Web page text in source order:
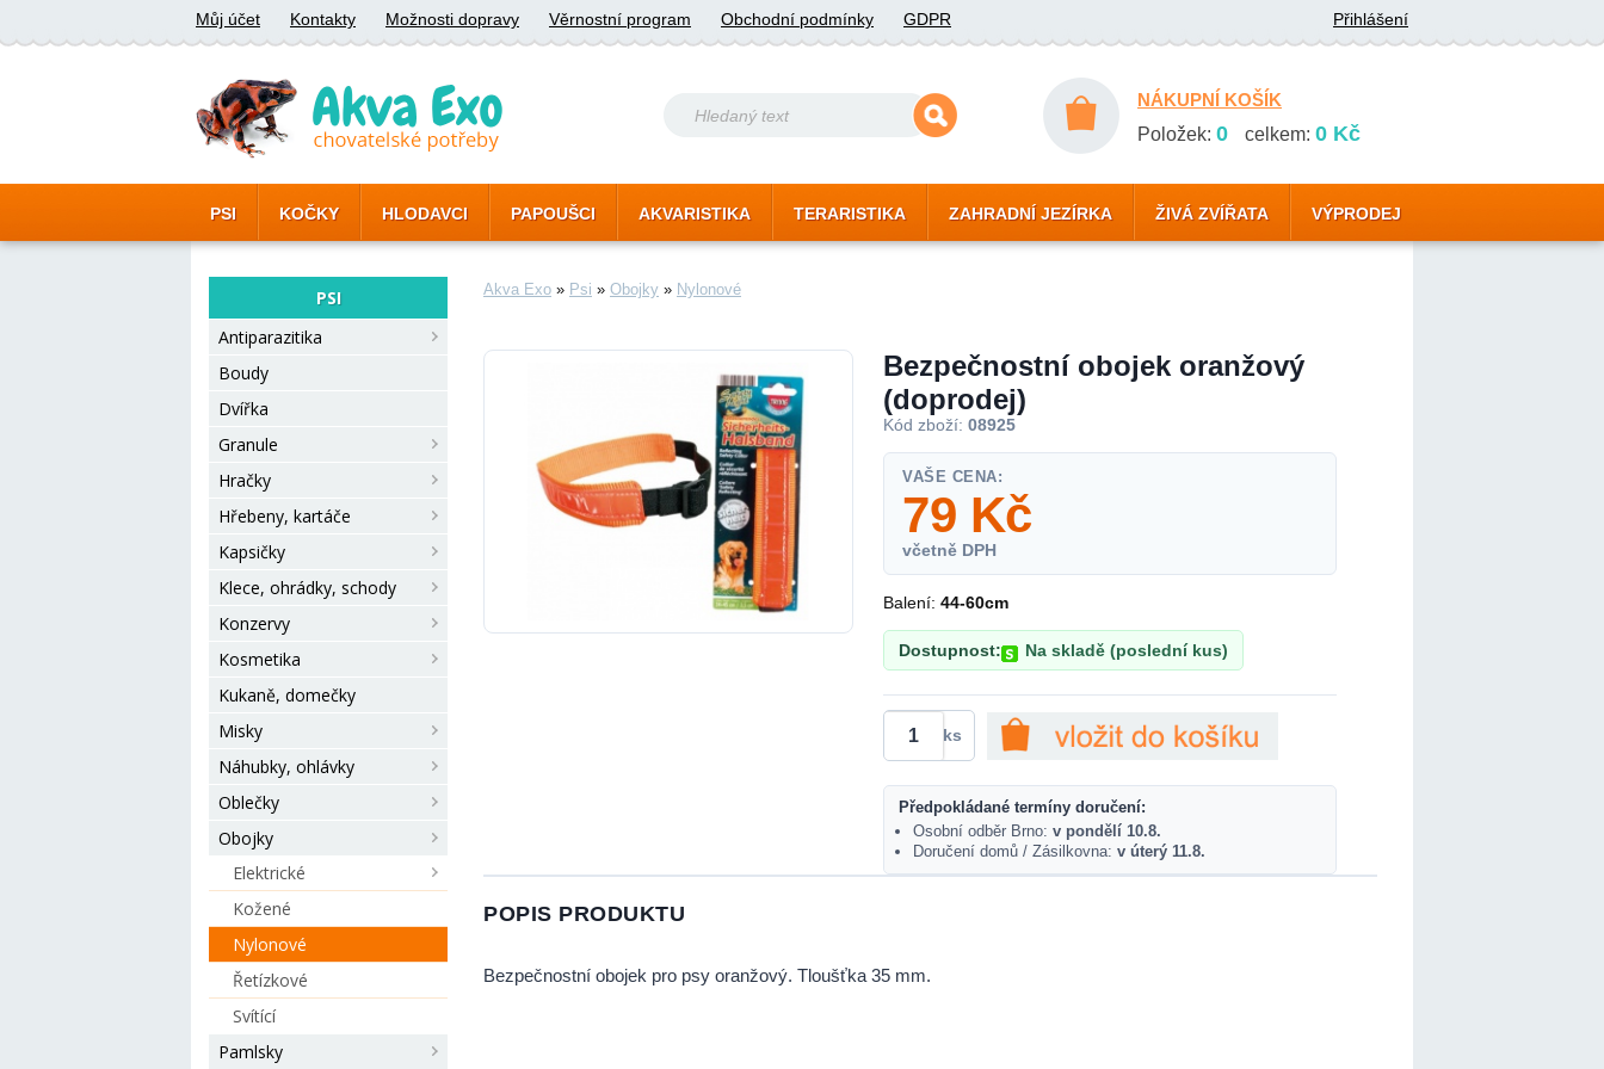
Můj účet Kontakty Možnosti dopravy Věrnostní program Obchodní podmínky GDPR Přihlášení
NÁKUPNÍ KOŠÍK
Položek: 0 celkem: 0 Kč
PSI KOČKY HLODAVCI PAPOUŠCI AKVARISTIKA TERARISTIKA ZAHRADNÍ JEZÍRKA ŽIVÁ ZVÍŘATA VÝPRODEJ
PSI
Antiparazitika
Boudy
Dvířka
Granule
Hračky
Hřebeny, kartáče
Kapsičky
Klece, ohrádky, schody
Konzervy
Kosmetika
Kukaně, domečky
Misky
Náhubky, ohlávky
Oblečky
Obojky
Elektrické
Kožené
Nylonové
Řetízkové
Svítící
Pamlsky
Akva Exo » Psi » Obojky » Nylonové
Bezpečnostní obojek oranžový
(doprodej)
Kód zboží: 08925
VAŠE CENA:
79 Kč
včetně DPH
Balení: 44-60cm
Dostupnost: Na skladě (poslední kus)
ks
Předpokládané termíny doručení:
Osobní odběr Brno: v pondělí 10.8.
Doručení domů / Zásilkovna: v úterý 11.8.
POPIS PRODUKTU
Bezpečnostní obojek pro psy oranžový. Tloušťka 35 mm.